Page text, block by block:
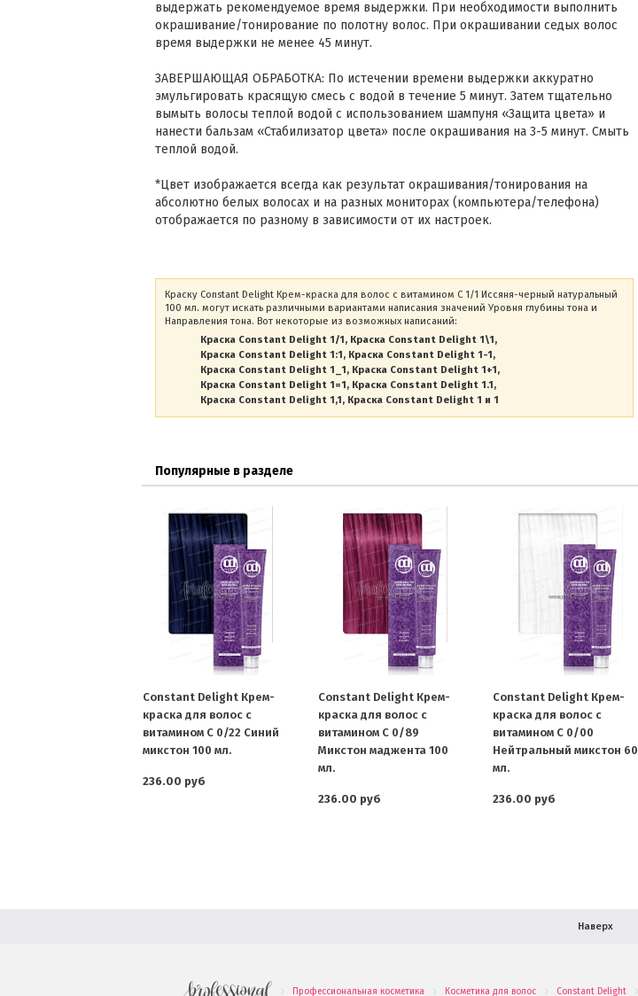
выдержать рекомендуемое время выдержки. При необходимости выполнить
окрашивание/тонирование по полотну волос. При окрашивании седых волос
время выдержки не менее 45 минут.
ЗАВЕРШАЮЩАЯ ОБРАБОТКА: По истечении времени выдержки аккуратно
эмульгировать красящую смесь с водой в течение 5 минут. Затем тщательно
вымыть волосы теплой водой с использованием шампуня «Защита цвета» и
нанести бальзам «Стабилизатор цвета» после окрашивания на 3-5 минут. Смыть
теплой водой.
*Цвет изображается всегда как результат окрашивания/тонирования на
абсолютно белых волосах и на разных мониторах (компьютера/телефона)
отображается по разному в зависимости от их настроек.
Краску Constant Delight Крем-краска для волос с витамином С 1/1 Иссяня-черный натуральный
100 мл. могут искать различными вариантами написания значений Уровня глубины тона и
Направления тона. Вот некоторые из возможных написаний:
Краска Constant Delight 1/1
Краска Constant Delight 1\1
Краска Constant Delight 1:1
Краска Constant Delight 1-1
Краска Constant Delight 1_1
Краска Constant Delight 1+1
Краска Constant Delight 1=1
Краска Constant Delight 1.1
Краска Constant Delight 1,1
Краска Constant Delight 1 и 1
Популярные в разделе
Constant Delight Крем-
краска для волос с
витамином С 0/22 Синий
микстон 100 мл.
236.00 руб
Constant Delight Крем-
краска для волос с
витамином С 0/89
Микстон маджента 100
мл.
236.00 руб
Constant Delight Крем-
краска для волос с
витамином С 0/00
Нейтральный микстон 60
мл.
236.00 руб
Наверх
Профессиональная косметика Косметика для волос Constant Delight